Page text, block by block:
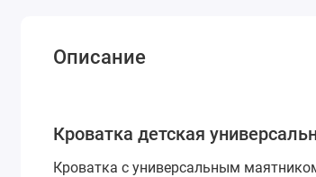
Описание
Кроватка детская
Кроватка с универсальным